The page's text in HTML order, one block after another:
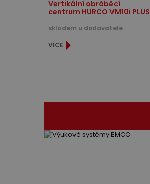
Vertikální obráběcí
centrum HURCO VM10i PLUS
skladem u dodavatele
VÍCE